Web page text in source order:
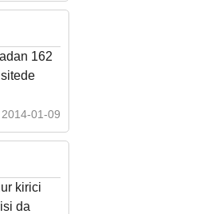
162
2014-01-09
kirici
da